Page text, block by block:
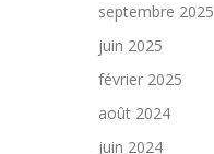
septembre 2025
juin 2025
février 2025
août 2024
juin 2024